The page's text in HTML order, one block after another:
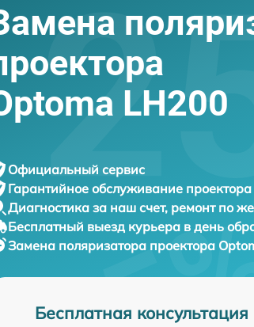
LH200
Официальный сервис
Гарантийное обслуживание
Диагностика за наш счет, ремонт по
Бесплатный выезд курьера в день
Замена поляризатора проектора
Бесплатная